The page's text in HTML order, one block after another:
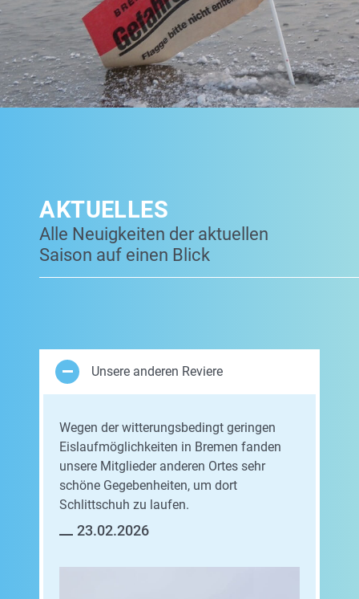
AKTUELLES
Alle Neuigkeiten der aktuellen
Saison auf einen Blick
Unsere anderen Reviere
Wegen der witterungsbedingt geringen
Eislaufmöglichkeiten in Bremen fanden
unsere Mitglieder anderen Ortes sehr
schöne Gegebenheiten, um dort
Schlittschuh zu laufen.
23.02.2026